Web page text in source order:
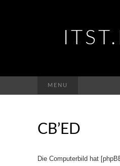
MENU
CB’ED
Die Computerbild hat